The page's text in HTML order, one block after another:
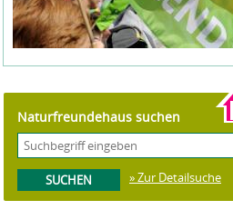
Naturfreundehaus suchen
» Zur Detailsuche